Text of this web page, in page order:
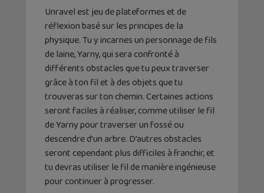
Unravel est jeu de plateformes et de
réflexion basé sur les principes de la
physique. Tu y incarnes un personnage de fils
de laine, Yarny, qui sera confronté à
différents obstacles que tu peux traverser
grâce à ton fil et à des objets que tu
trouveras sur ton chemin. Certaines actions
seront faciles à réaliser, comme utiliser le fil
de Yarny pour traverser un fossé ou
descendre d’un arbre. D’autres obstacles
seront cependant plus difficiles à franchir, et
tu devras utiliser le fil de manière ingénieuse
pour continuer à progresser.